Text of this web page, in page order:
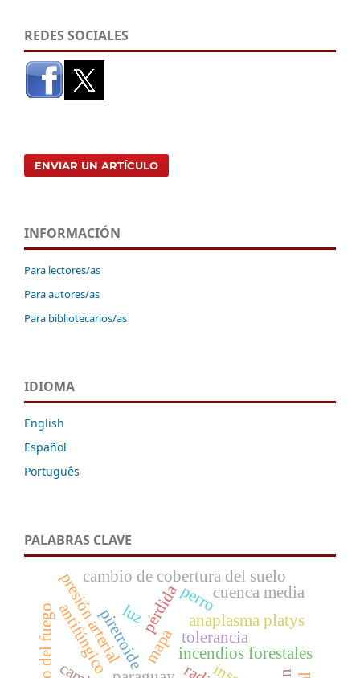
REDES SOCIALES
ENVIAR UN ARTÍCULO
INFORMACIÓN
Para lectores/as
Para autores/as
Para bibliotecarios/as
IDIOMA
English
Español
Português
PALABRAS CLAVE
mapa incendios forestales
luz
piretroide tolerancia
presión arterial pérdida anaplasma platys
perrocuenca media
cambio de cobertura del suelo
antifúngico